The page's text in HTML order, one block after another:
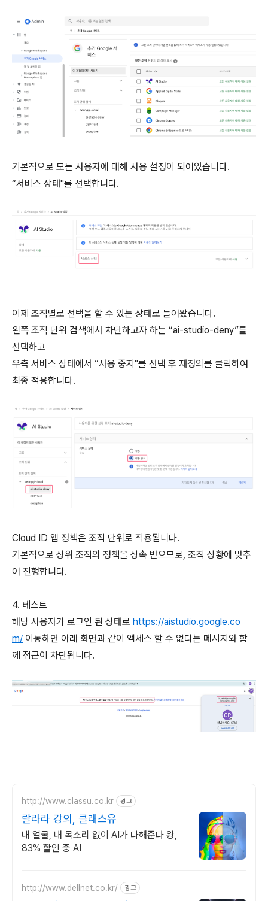
기본적으로 모든 사용자에 대해 사용 설정이 되어있습니다.
“서비스 상태"를 선택합니다.
이제 조직별로 선택을 할 수 있는 상태로 들어왔습니다.
왼쪽 조직 단위 검색에서 차단하고자 하는 “ai-studio-deny”를
선택하고
우측 서비스 상태에서 “사용 중지"를 선택 후 재정의를 클릭하여
최종 적용합니다.
Cloud ID 앱 정책은 조직 단위로 적용됩니다.
기본적으로 상위 조직의 정책을 상속 받으므로, 조직 상황에 맞추
어 진행합니다.
4. 테스트
해당 사용자가 로그인 된 상태로 https://aistudio.google.co
m/ 이동하면 아래 화면과 같이 액세스 할 수 없다는 메시지와 함
께 접근이 차단됩니다.
http://www.classu.co.kr 광고
랄라라 강의, 클래스유
내 얼굴, 내 목소리 없이 AI가 다해준다 왕,
83% 할인 중 AI
http://www.dellnet.co.kr/ 광고